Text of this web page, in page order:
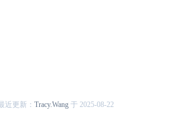
近更新： Tracy.Wang 于 2025-08-22